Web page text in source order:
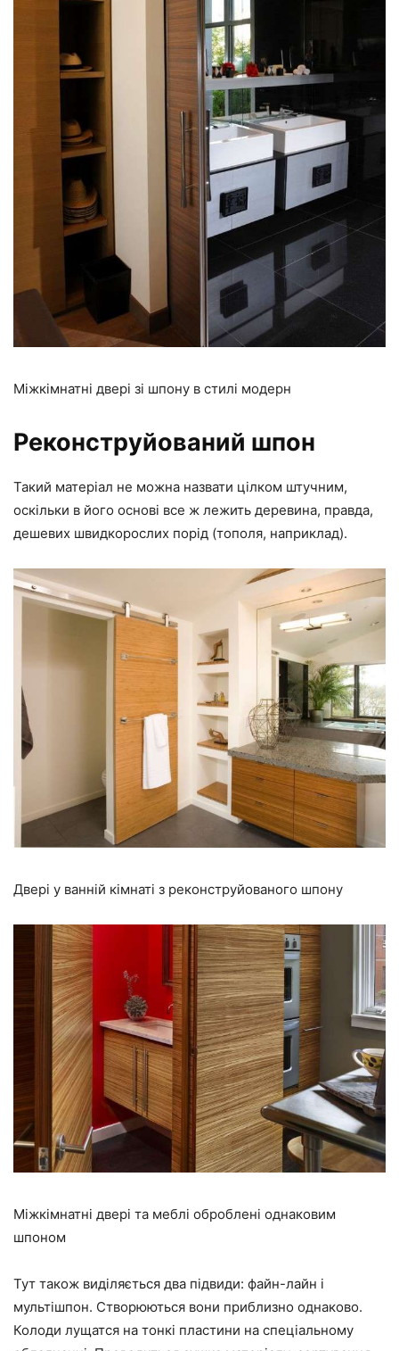
Міжкімнатні двері зі шпону в стилі модерн
Реконструйований шпон
Такий матеріал не можна назвати цілком штучним,
оскільки в його основі все ж лежить деревина, правда,
дешевих швидкорослих порід (тополя, наприклад).
Двері у ванній кімнаті з реконструйованого шпону
Міжкімнатні двері та меблі оброблені однаковим
шпоном
Тут також виділяється два підвиди: файн-лайн і
мультішпон. Створюються вони приблизно однаково.
Колоди лущатся на тонкі пластини на спеціальному